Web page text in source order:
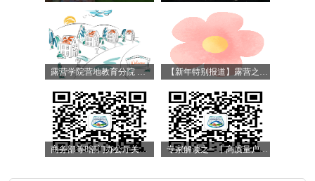
露营学院营地教育分院 发布2025“全球伙伴”文化交流营发现中国之旅项目
商务部等8部门办公厅关于开展汽车流通消费改革试点工作的通知 专家解读之一丨高质量户外运动目的地：内涵特征和建设路径